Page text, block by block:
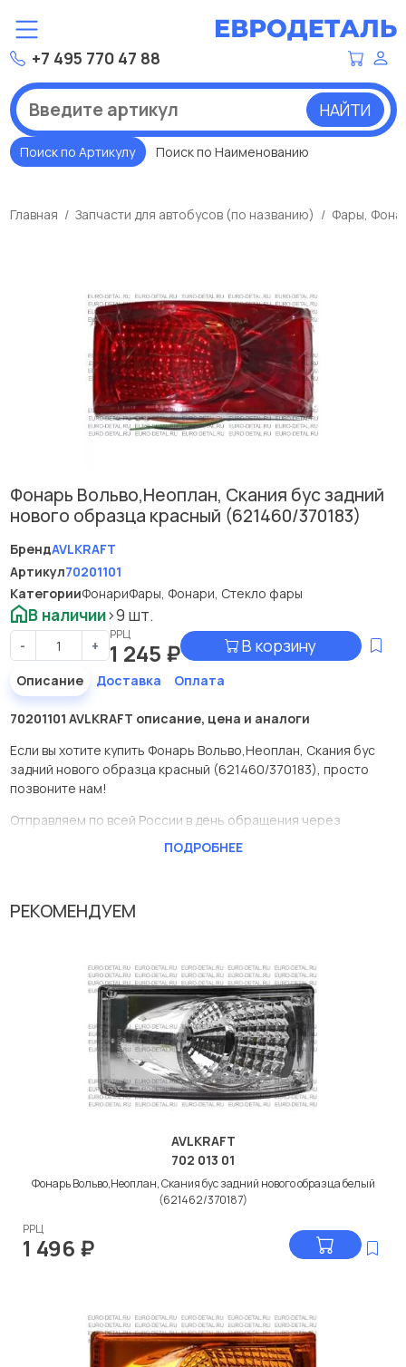
+7 495 770 47 88
НАЙТИ
Поиск по Артикулу Поиск по Наименованию
Главная Запчасти для автобусов (по названию) Фары,
Фонарь Вольво,Неоплан, Скания бус задний
нового образца красный (621460/370183)
БрендAVLKRAFT
Артикул70201101
КатегорииФонариФары, Фонари, Стекло фары
В наличии>9 шт.
- +
РРЦ
1 245 ₽ В корзину
Описание Доставка Оплата
70201101 AVLKRAFT описание, цена и аналоги
Если вы хотите купить Фонарь Вольво,Неоплан, Скания бус
задний нового образца красный (621460/370183), просто
позвоните нам!
Отправляем по всей России в день обращения через
Транспортные компании, есть оперативная доставка по
У данной детали есть аналоги с номерами, убедитесь сами.
красный (621460/370183) в нашей компании Евродеталь
представлены в большом ассортименте.
Мы продаем сертифицированные колодки тормозные
дисковые с гарантией от производителя AVLKRAFT.
Производитель AVLKRAFT
ПОДРОБНЕЕ
РЕКОМЕНДУЕМ
AVLKRAFT
702 013 01
Фонарь Вольво,Неоплан, Скания бус задний нового образца белый
(621462/370187)
РРЦ
1 496 ₽